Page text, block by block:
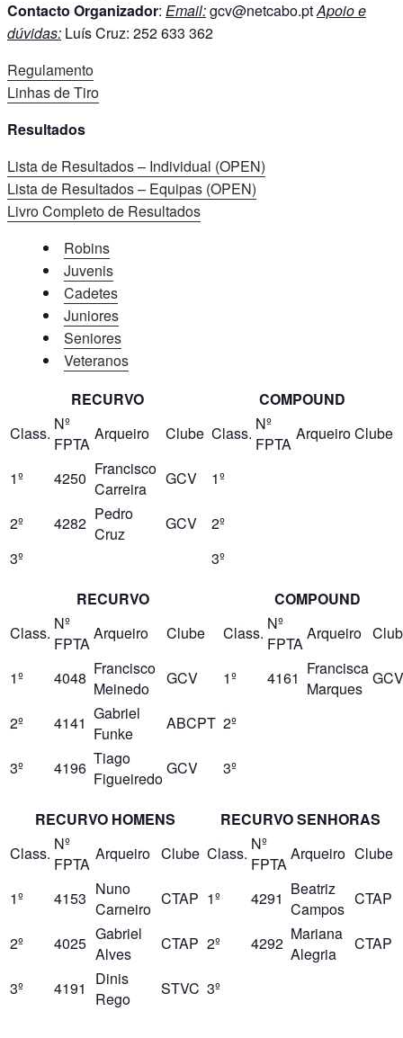
Contacto Organizador: Email:gcv@netcabo.ptApoio e
dúvidas: Luís Cruz: 252 633 362
Regulamento
Linhas de Tiro
Resultados
Lista de Resultados – Individual (OPEN)
Lista de Resultados – Equipas (OPEN)
Livro Completo de Resultados
Robins
Juvenis
Cadetes
Juniores
Seniores
Veteranos
RECURVO
COMPOUND
Class. Nº
FPTA
Arqueiro Clube Class. Nº
FPTA
ArqueiroClube
1º 4250 Francisco
Carreira
GCV 1º
2º 4282 Pedro
Cruz
GCV
2º
3º
3º
RECURVO
COMPOUND
Class. Nº
FPTA
Arqueiro Clube Class. Nº
FPTA
Arqueiro
1º 4048 Francisco
Meinedo
GCV 1º 4161 Francisca
Marques
GCV
2º 4141 Gabriel
Funke
ABCPT 2º
3º 4196 Tiago
Figueiredo
GCV 3º
RECURVO HOMENS
RECURVO SENHORAS
Class. Nº
FPTA
Arqueiro Clube Class. Nº
FPTA
Arqueiro Clube
1º 4153 Nuno
Carneiro
CTAP 1º 4291 Beatriz
Campos
CTAP
2º 4025 Gabriel
Alves
CTAP 2º 4292 Mariana
Alegria
CTAP
3º 4191
Dinis
Rego
STVC 3º